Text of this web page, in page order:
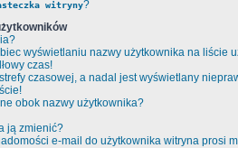
witryny?
wyświetlaniu nazwy użytkownika na liście
czas!
czasowej, a nadal jest wyświetlany
obok nazwy użytkownika?
ją zmienić?
e-mail do użytkownika witryna prosi